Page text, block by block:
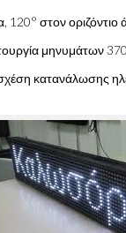
στον οριζόντιο
μηνυμάτων
κατανάλωσης